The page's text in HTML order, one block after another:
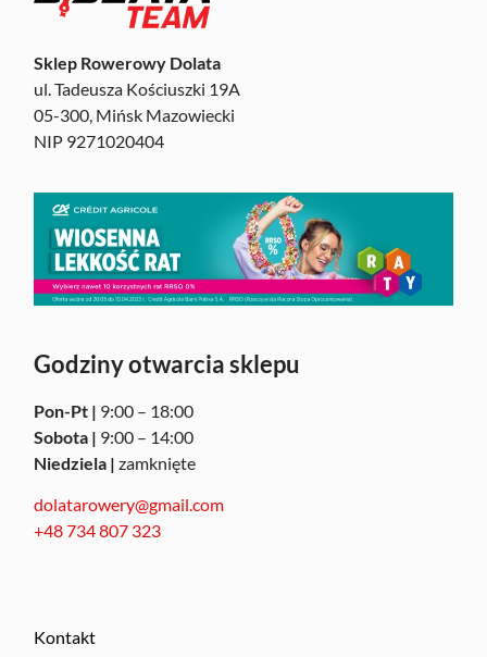
Sklep Rowerowy Dolata
ul. Tadeusza Kościuszki 19A
05-300, Mińsk Mazowiecki
NIP 9271020404
Godziny otwarcia sklepu
Pon-Pt | 9:00 – 18:00
Sobota | 9:00 – 14:00
Niedziela |zamknięte
dolatarowery@gmail.com
+48 734 807 323
Kontakt